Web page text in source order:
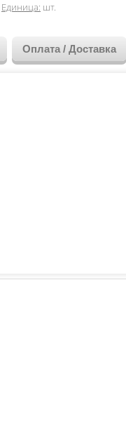
Единица: шт.
Оплата / Доставка